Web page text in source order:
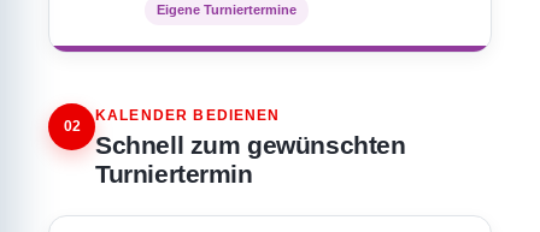
Eigene Turniertermine
02
KALENDER BEDIENEN
Schnell zum gewünschten
Turniertermin